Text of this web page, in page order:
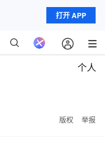
打开 APP
个人
版权 举报